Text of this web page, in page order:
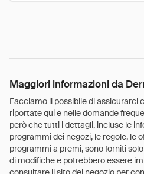
Maggiori informazioni da
Facciamo il possibile di assicurarci
riportate qui e nelle domande
però che tutti i dettagli, incluse le
programmi dei negozi, le regole, le
programmi a premi, sono forniti
di modifiche e potrebbero essere